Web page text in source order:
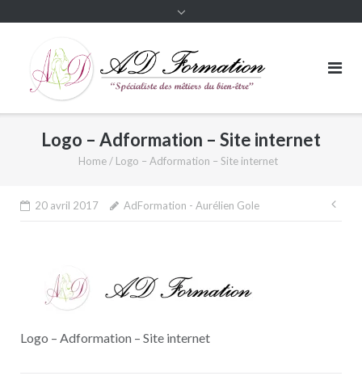
Logo – Adformation – Site internet
Home / Logo – Adformation – Site internet
20 avril 2017 AdFormation - Aurélien Gole
Logo – Adformation – Site internet